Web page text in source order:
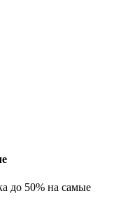
до 50% на самые